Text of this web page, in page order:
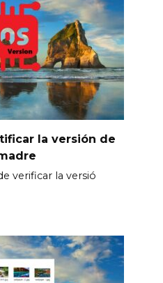
la versión de
verificar la versió